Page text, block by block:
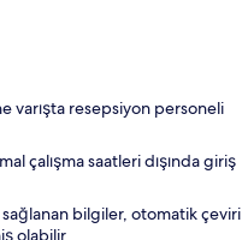
varışta resepsiyon personeli
çalışma saatleri dışında giriş
bilgiler, otomatik çeviri
olabilir